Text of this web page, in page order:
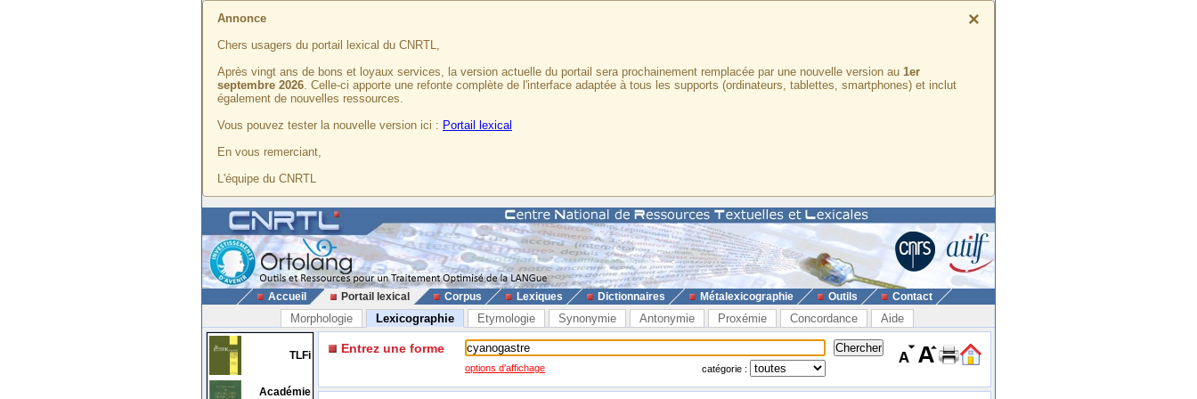
×
Annonce
Chers usagers du portail lexical du CNRTL,
Après vingt ans de bons et loyaux services, la version actuelle du portail sera prochainement remplacée par une nouvelle version au 1er
septembre 2026. Celle-ci apporte une refonte complète de l'interface adaptée à tous les supports (ordinateurs, tablettes, smartphones) et inclut
également de nouvelles ressources.
Vous pouvez tester la nouvelle version ici : Portail lexical
En vous remerciant,
L'équipe du CNRTL
Accueil Portail lexical Corpus Lexiques Dictionnaires Métalexicographie Outils Contact
Morphologie Lexicographie Etymologie Synonymie Antonymie Proxémie Concordance Aide
TLFi
Académie
Entrez une forme
options d'affichage catégorie :